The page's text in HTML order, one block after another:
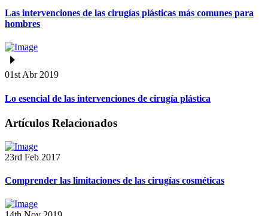
Las intervenciones de las cirugías plásticas más comunes para
hombres
01st Abr 2019
Lo esencial de las intervenciones de cirugía plástica
Artículos Relacionados
23rd Feb 2017
Comprender las limitaciones de las cirugías cosméticas